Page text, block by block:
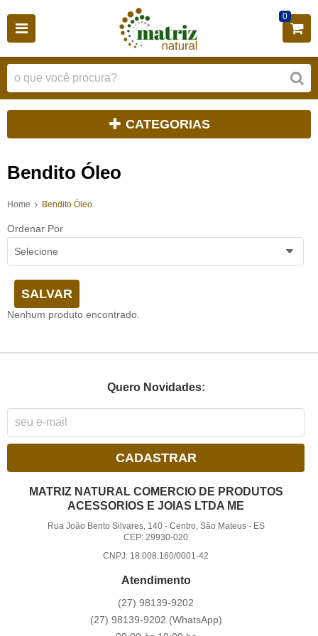
0
CATEGORIAS
Bendito Óleo
Home Bendito Óleo
Ordenar Por
Selecione
SALVAR
Nenhum produto encontrado.
Quero Novidades:
CADASTRAR
MATRIZ NATURAL COMERCIO DE PRODUTOS
ACESSORIOS E JOIAS LTDA ME
Rua João Bento Silvares, 140- Centro, São Mateus- ES
CEP: 29930-020
CNPJ: 18.008.160/0001-42
Atendimento
(27) 98139-9202
(27) 98139-9202 (WhatsApp)